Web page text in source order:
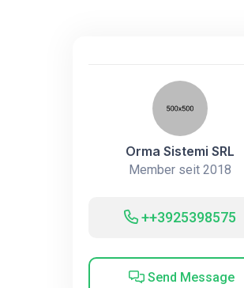
Orma Sistemi SRL
Member seit 2018
++3925398575
Send Message